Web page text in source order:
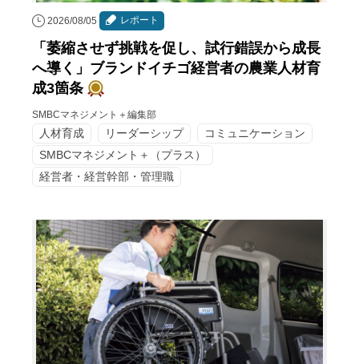
2026/08/05 レポート
「萎縮させず挑戦を促し、試行錯誤から成長
へ導く」ブランドイチゴ経営者の農業人材育
成3箇条
SMBCマネジメント＋編集部
人材育成 リーダーシップ
コミュニケーション
SMBCマネジメント＋（プラス）
経営者・経営幹部・管理職